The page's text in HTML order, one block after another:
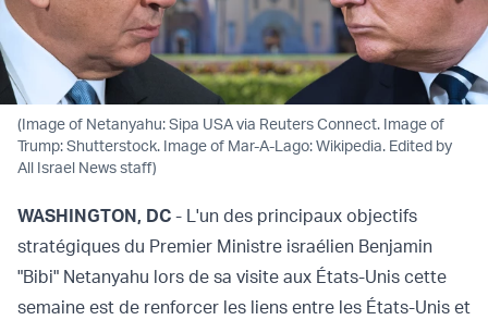
(Image of Netanyahu: Sipa USA via Reuters Connect. Image of
Trump: Shutterstock. Image of Mar-A-Lago: Wikipedia. Edited by
All Israel News staff)
WASHINGTON, DC - L'un des principaux objectifs
stratégiques du Premier Ministre israélien Benjamin
"Bibi" Netanyahu lors de sa visite aux États-Unis cette
semaine est de renforcer les liens entre les États-Unis et